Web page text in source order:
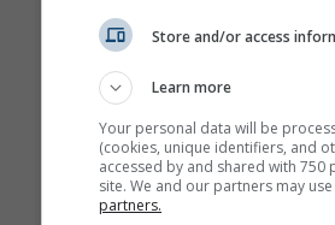
Store and/or access
Learn more
Your personal data will be
(cookies, unique identifiers, and
accessed by and shared with
site. We and our partners may
partners.